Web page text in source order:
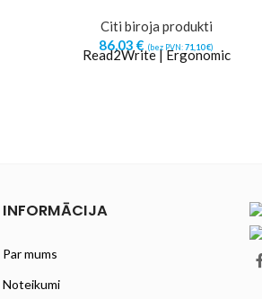
Citi biroja produkti
86,03 € (bez PVN:71,10€)
Read2Write | Ergonomic
INFORMĀCIJA
Par mums
Noteikumi